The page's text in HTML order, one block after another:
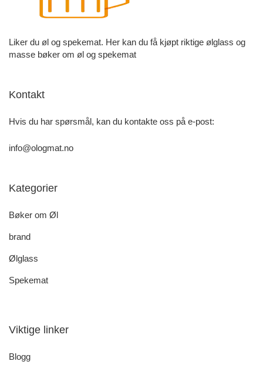
Liker du øl og spekemat. Her kan du få kjøpt riktige ølglass og
masse bøker om øl og spekemat
Kontakt
Hvis du har spørsmål, kan du kontakte oss på e-post:
info@ologmat.no
Kategorier
Bøker om Øl
brand
Ølglass
Spekemat
Viktige linker
Blogg